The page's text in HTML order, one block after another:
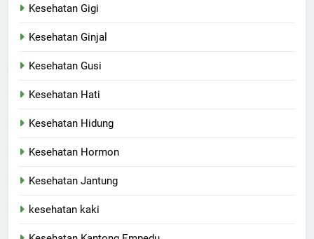
Kesehatan Gigi
Kesehatan Ginjal
Kesehatan Gusi
Kesehatan Hati
Kesehatan Hidung
Kesehatan Hormon
Kesehatan Jantung
kesehatan kaki